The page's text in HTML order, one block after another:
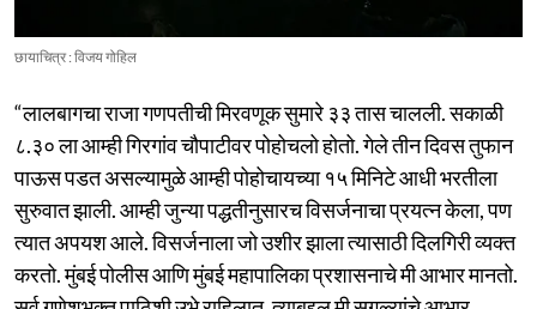
छायाचित्र : विजय गोहिल
“लालबागचा राजा गणपतीची मिरवणूक सुमारे ३३ तास चालली. सकाळी
८.३० ला आम्ही गिरगांव चौपाटीवर पोहोचलो होतो. गेले तीन दिवस तुफान
पाऊस पडत असल्यामुळे आम्ही पोहोचायच्या १५ मिनिटे आधी भरतीला
सुरुवात झाली. आम्ही जुन्या पद्धतीनुसारच विसर्जनाचा प्रयत्न केला, पण
त्यात अपयश आले. विसर्जनाला जो उशीर झाला त्यासाठी दिलगिरी व्यक्त
करतो. मुंबई पोलीस आणि मुंबई महापालिका प्रशासनाचे मी आभार मानतो.